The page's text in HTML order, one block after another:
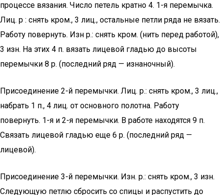
процессе вязания. Число петель кратно 4. 1-я перемычка.
Лиц. р : снять кром., 3 лиц., остальные петли ряда не вязать.
Работу повернуть. Изн р.: снять кром. (нить перед работой),
3 изн. Нa этих 4 п. вязать лицевой гладью до высоты
перемычки 8 р. (последний ряд — изнаночный).
Присоединение 2-й перемычки. Лиц. р.: снять кром., 3 лиц.,
набрать 1 п., 4 лиц. от основного полотна. Работу
повернуть. 1-я и 2-я перемычки. В работе находятся 9 п.
Связать лицевой гладью еще 6 р. (последний ряд —
лицевой).
Присоединение 3-й перемычки. Изн. р.: снять кром., 3 изн.
Следующую петлю сбросить со спицы и распустить до